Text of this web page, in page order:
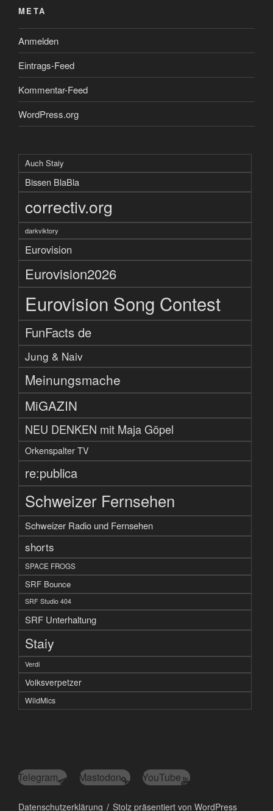
META
Anmelden
Eintrags-Feed
Kommentar-Feed
WordPress.org
Auch Staiy
Bissen BlaBla
correctiv.org
darkviktory
Eurovision
Eurovision2026
Eurovision Song Contest
FunFacts de
Jung & Naiv
Meinungsmache
MiGAZIN
NEU DENKEN mit Maja Göpel
Orkenspalter TV
re:publica
Schweizer Fernsehen
Schweizer Radio und Fernsehen
shorts
SPACE FROGS
SRF Bounce
SRF Studio 404
SRF Unterhaltung
Staiy
Verdi
Volksverpetzer
WildMics
Telegram Mastodon YouTube
Datenschutzerklärung Stolz präsentiert von WordPress